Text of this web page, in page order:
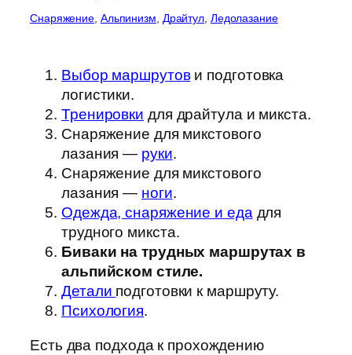
Cнаряжение, Альпинизм, Драйтул, Ледолазание
Выбор маршрутови подготовка
логистики.
Тренировки для драйтула и микста.
Снаряжение для микстового
лазания — руки.
Снаряжение для микстового
лазания — ноги.
Одежда, снаряжение и едадля
трудного микста.
Биваки на трудных маршрутах в
альпийском стиле.
Детали подготовки к маршруту.
Психология.
Есть два подхода к прохождению